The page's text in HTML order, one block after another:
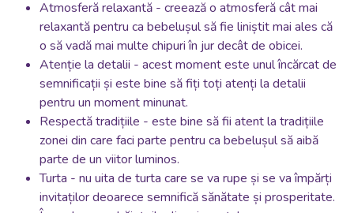
Atmosferă relaxantă - creează o atmosferă cât mai
relaxantă pentru ca bebelușul să fie liniștit mai ales că
o să vadă mai multe chipuri în jur decât de obicei.
Atenție la detalii - acest moment este unul încărcat de
semnificații și este bine să fiți toți atenți la detalii
pentru un moment minunat.
Respectă tradițiile - este bine să fii atent la tradițiile
zonei din care faci parte pentru ca bebelușul să aibă
parte de un viitor luminos.
Turta - nu uita de turta care se va rupe și se va împărți
invitaților deoarece semnifică sănătate și prosperitate.